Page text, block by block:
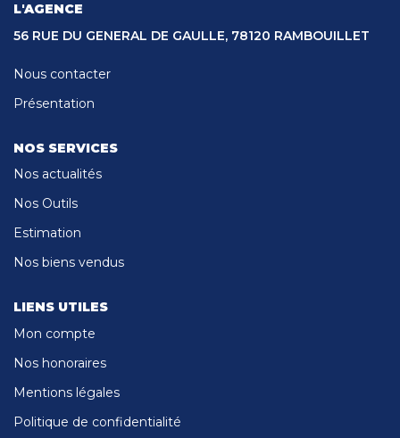
L'AGENCE
56 RUE DU GENERAL DE GAULLE, 78120 RAMBOUILLET
Nous contacter
Présentation
NOS SERVICES
Nos actualités
Nos Outils
Estimation
Nos biens vendus
LIENS UTILES
Mon compte
Nos honoraires
Mentions légales
Politique de confidentialité